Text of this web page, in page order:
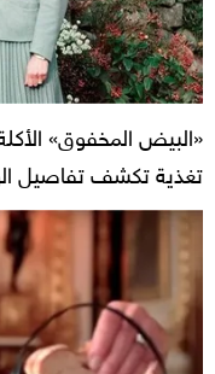
«البيض المخفوق»
تغذية تكشف تفاصيل